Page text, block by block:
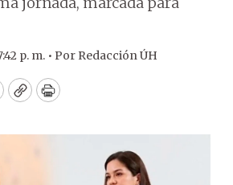
p. m. • Por Redacción ÚH
CopyPrint